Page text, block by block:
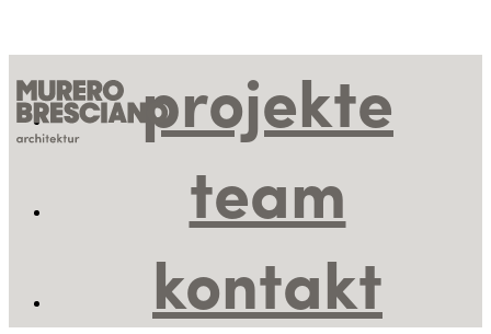
projekte
team
kontakt